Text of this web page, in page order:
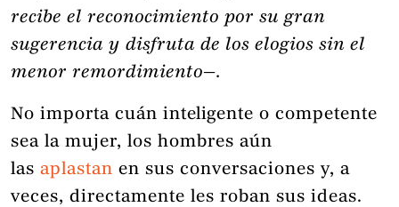
recibe el reconocimiento por su gran
sugerencia y disfruta de los elogios sin el
menor remordimiento—.
No importa cuán inteligente o competente
sea la mujer, los hombres aún
las aplastan en sus conversaciones y, a
veces, directamente les roban sus ideas.